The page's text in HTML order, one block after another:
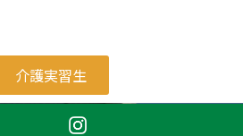
介護実習生